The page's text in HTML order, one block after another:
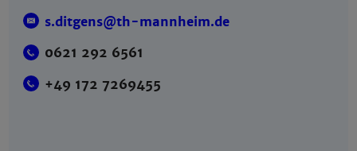
s.ditgens@th-mannheim.de
0621 292 6561
+49 172 7269455